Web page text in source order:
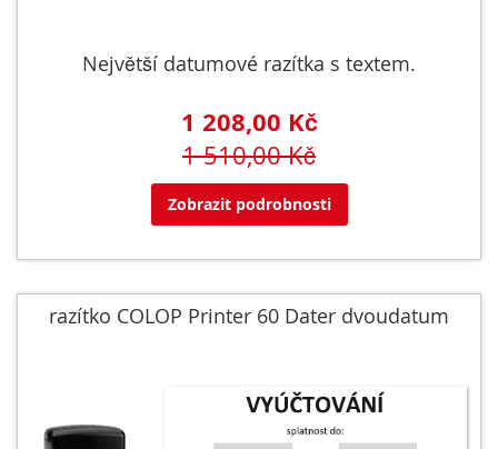
Největší datumové razítka s textem.
1 208,00 Kč
1 510,00 Kč
Zobrazit podrobnosti
razítko COLOP Printer 60 Dater dvoudatum